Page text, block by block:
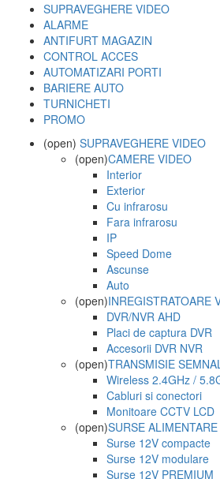
SUPRAVEGHERE VIDEO
ALARME
ANTIFURT MAGAZIN
CONTROL ACCES
AUTOMATIZARI PORTI
BARIERE AUTO
TURNICHETI
PROMO
(open) SUPRAVEGHERE VIDEO
(open)CAMERE VIDEO
Interior
Exterior
Cu infrarosu
Fara infrarosu
IP
Speed Dome
Ascunse
Auto
(open)INREGISTRATOARE
DVR/NVR AHD
Placi de captura DVR
Accesorii DVR NVR
(open)TRANSMISIE
Wireless 2.4GHz /
Cabluri si conectori
Monitoare CCTV LCD
(open)SURSE ALIMENTARE
Surse 12V compacte
Surse 12V modulare
Surse 12V PREMIUM